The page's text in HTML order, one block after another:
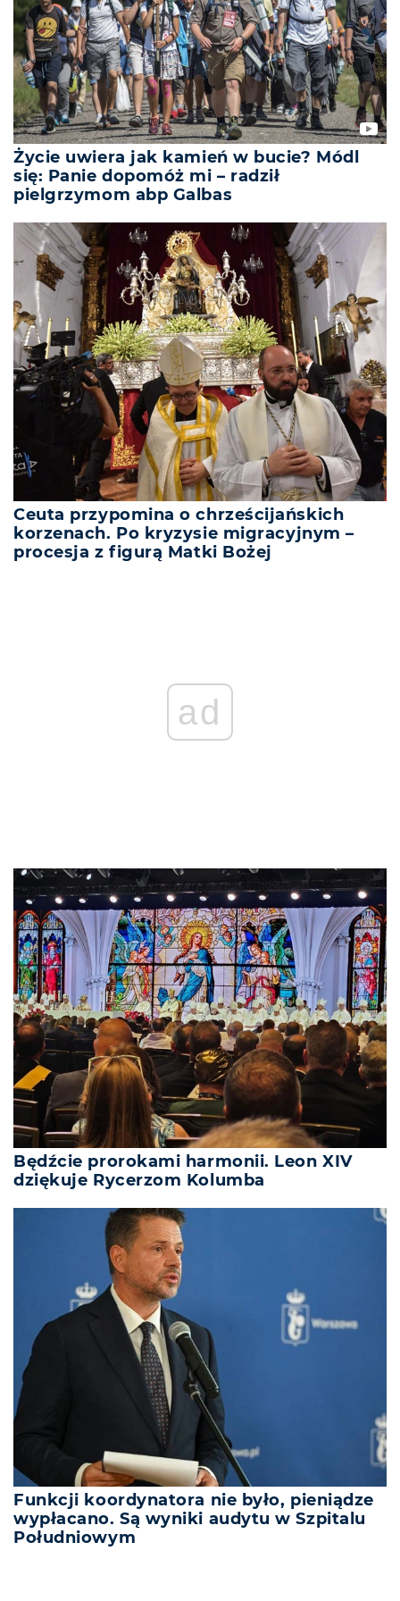
Życie uwiera jak kamień w bucie? Módl
się: Panie dopomóż mi – radził
pielgrzymom abp Galbas
Ceuta przypomina o chrześcijańskich
korzenach. Po kryzysie migracyjnym –
procesja z figurą Matki Bożej
ad
Będźcie prorokami harmonii. Leon XIV
dziękuje Rycerzom Kolumba
Funkcji koordynatora nie było, pieniądze
wypłacano. Są wyniki audytu w Szpitalu
Południowym